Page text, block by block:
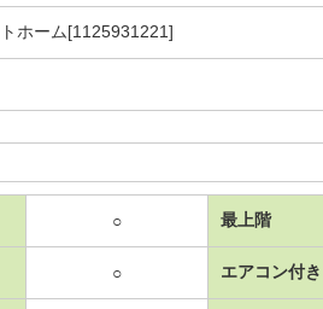
ホーム[1125931221]
○ 最上階
○ エアコン付き